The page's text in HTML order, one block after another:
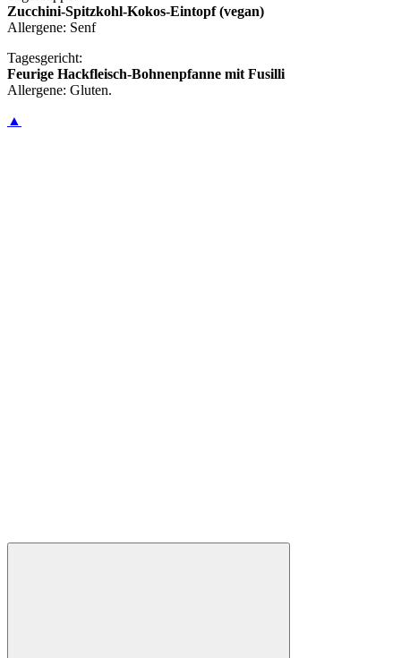
Zucchini-Spitzkohl-Kokos-Eintopf (vegan)
Allergene: Senf
Tagesgericht:
Feurige Hackfleisch-Bohnenpfanne mit Fusilli
Allergene: Gluten.
▲